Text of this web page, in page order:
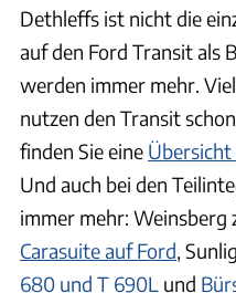
Dethleffs ist nicht die
auf den Ford Transit als
werden immer mehr.
nutzen den Transit
finden Sie eine Übersicht
Und auch bei den
immer mehr: Weinsberg
Carasuite auf Ford,
680 und T 690L und